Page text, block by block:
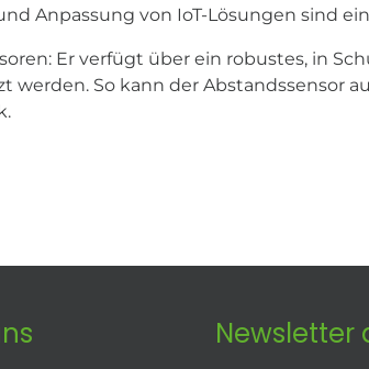
Anpassung von IoT-Lösungen sind
Er verfügt über ein robustes, in
werden. So kann der Abstandssensor
Newsletter